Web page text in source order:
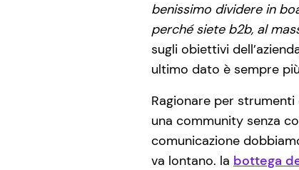
benissimo dividere in
perché siete b2b, al
sugli obiettivi
ultimo dato è sempre
Ragionare per
una community senza
comunicazione
va lontano. la bottega